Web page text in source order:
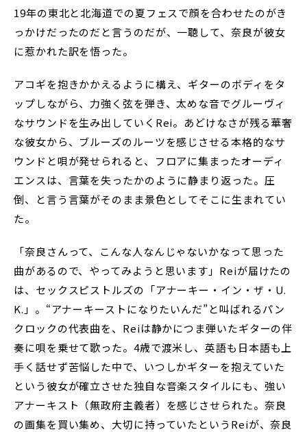
19年の東北と北海道での夏フェスで顔を合わせたのがき
っかけだったのだと言うのだが、一聴して、奈良が彼女
に惹かれた訳を悟った。
アコギを抱きかかえるように構え、ギターのボディをタ
ップしながら、力強く弦を弾き、太めな音でグルーヴィ
なサウンドを生み出していくRei。あどけなさが残る華奢
な彼女から、ブルーズのルーツを感じさせる本格的なサ
ウンドと唄が発せられると、フロアに集まったオーディ
エンスは、言葉を失ったかのように静まり返った。圧
倒、と言う言葉がそのまま景色としてそこに生まれてい
た。
「奈良さんって、こんな人なんじゃないかなって思った
曲があるので、やってみようと思います」Reiが届けたの
は、セックスピストルズの「アナーキー・イン・ザ・U.
K.」。“アナーキーストになりたいんだ”と叫ばれるパン
クロックの代表曲を、Reiは静かにつま弾いたギターの伴
奏に唄を乗せて歌った。4歳で渡米し、英語も日本語も上
手く話せず苦悩した中で、いつしかギターを抱えていた
という彼女が確立させた独自な音楽スタイルにも、強い
アナーキスト（無政府主義者）を感じさせられた。奈良
の画集を買い集め、大切に持っていたというReiが、奈良